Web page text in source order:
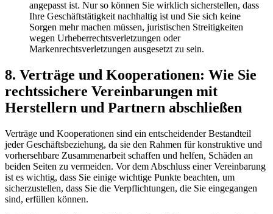
angepasst ist. Nur so‌ können Sie wirklich ‍sicherstellen, ​dass
Ihre Geschäftstätigkeit nachhaltig ist und Sie sich ⁣keine
Sorgen mehr machen müssen, juristischen Streitigkeiten
wegen Urheberrechtsverletzungen oder
Markenrechtsverletzungen ausgesetzt zu sein.
8. Verträge und ⁢Kooperationen: Wie Sie⁤
rechtssichere Vereinbarungen mit
Herstellern und Partnern abschließen
Verträge und Kooperationen sind ein entscheidender Bestandteil
jeder Geschäftsbeziehung, da ‍sie ⁤den Rahmen ‌für ⁤konstruktive⁢ und
vorhersehbare Zusammenarbeit schaffen und helfen, Schäden ‍an
beiden Seiten zu vermeiden. Vor dem Abschluss einer Vereinbarung⁣
ist es ⁣wichtig, dass Sie einige ⁤wichtige Punkte beachten, um
sicherzustellen, dass Sie ⁢die⁣ Verpflichtungen, die Sie eingegangen
sind, erfüllen können.